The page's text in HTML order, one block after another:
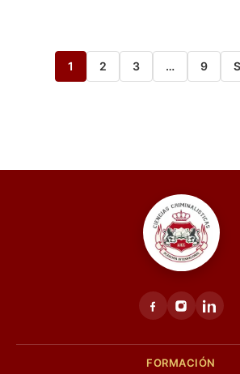
1 2 3 … 9
FORMACIÓN